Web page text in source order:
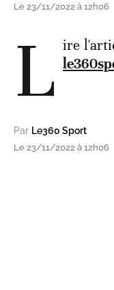
Le 23/11/2022 à 12h06
L ire
Par Le360 Sport
Le 23/11/2022 à 12h06